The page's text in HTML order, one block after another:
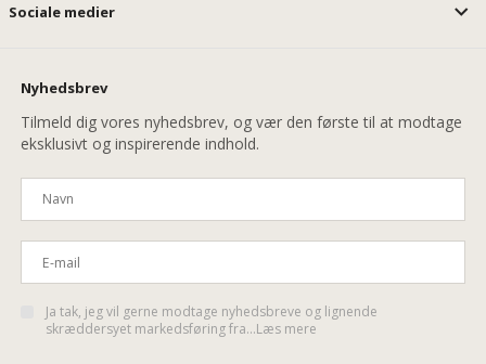
Sociale medier
Nyhedsbrev
Tilmeld dig vores nyhedsbrev, og vær den første til at modtage
eksklusivt og inspirerende indhold.
Ja tak, jeg vil gerne modtage nyhedsbreve og lignende
skræddersyet markedsføring fra...Læs mere